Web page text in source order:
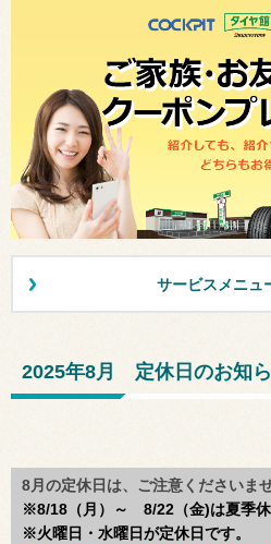
サービスメニュ
2025年8月 定休日のお知
8月の定休日は、ご注意くださいませ
※8/18 （月）～ 8/22（金)は夏季休
※火曜日・水曜日が定休日です。